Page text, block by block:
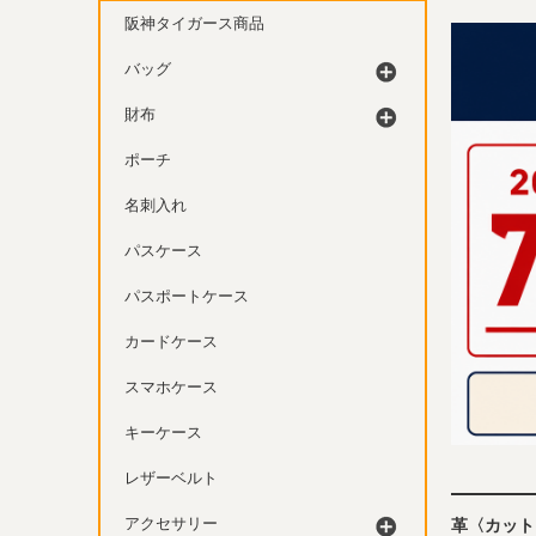
革〈カッ
阪神タイガース商品
バッグ
財布
ポーチ
名刺入れ
パスケース
パスポートケース
カードケース
スマホケース
キーケース
レザーベルト
アクセサリー